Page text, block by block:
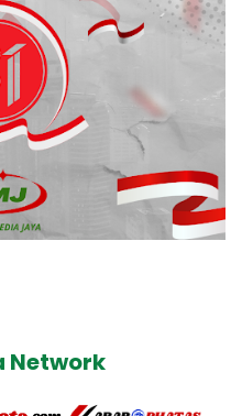
Network